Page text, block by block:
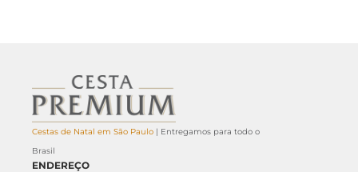
Cestas de Natal em São Paulo | Entregamos para todo o
Brasil
ENDEREÇO